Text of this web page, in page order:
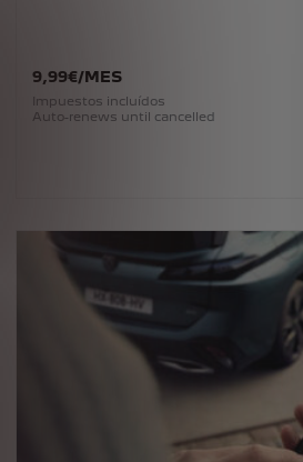
9,99€/MES
Impuestos incluídos
Auto-renews until cancelled